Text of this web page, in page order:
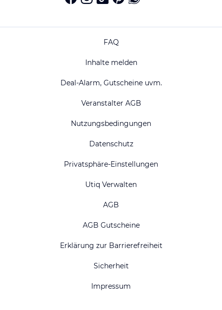
FAQ
Inhalte melden
Deal-Alarm, Gutscheine uvm.
Veranstalter AGB
Nutzungsbedingungen
Datenschutz
Privatsphäre-Einstellungen
Utiq Verwalten
AGB
AGB Gutscheine
Erklärung zur Barrierefreiheit
Sicherheit
Impressum